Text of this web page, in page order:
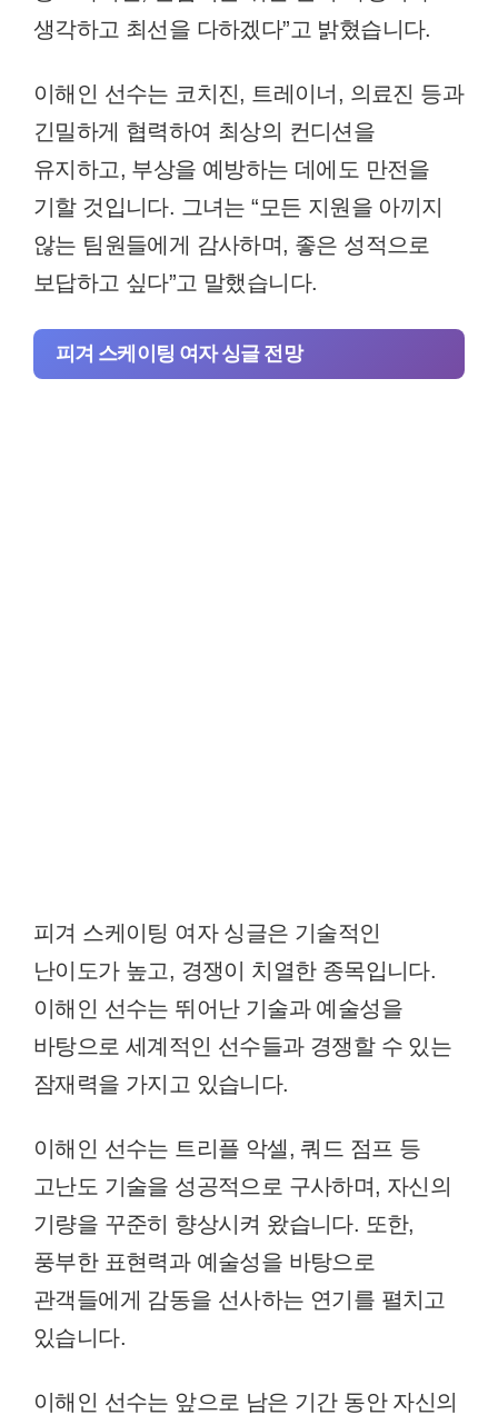
생각하고 최선을 다하겠다”고 밝혔습니다.
이해인 선수는 코치진, 트레이너, 의료진 등과
긴밀하게 협력하여 최상의 컨디션을
유지하고, 부상을 예방하는 데에도 만전을
기할 것입니다. 그녀는 “모든 지원을 아끼지
않는 팀원들에게 감사하며, 좋은 성적으로
보답하고 싶다”고 말했습니다.
피겨 스케이팅 여자 싱글 전망
피겨 스케이팅 여자 싱글은 기술적인
난이도가 높고, 경쟁이 치열한 종목입니다.
이해인 선수는 뛰어난 기술과 예술성을
바탕으로 세계적인 선수들과 경쟁할 수 있는
잠재력을 가지고 있습니다.
이해인 선수는 트리플 악셀, 쿼드 점프 등
고난도 기술을 성공적으로 구사하며, 자신의
기량을 꾸준히 향상시켜 왔습니다. 또한,
풍부한 표현력과 예술성을 바탕으로
관객들에게 감동을 선사하는 연기를 펼치고
있습니다.
이해인 선수는 앞으로 남은 기간 동안 자신의